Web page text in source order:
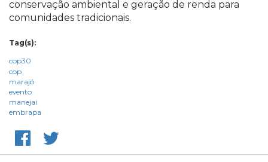
conservação ambiental e geração de renda para
comunidades tradicionais.
Tag(s):
cop30
cop
marajó
evento
manejai
embrapa